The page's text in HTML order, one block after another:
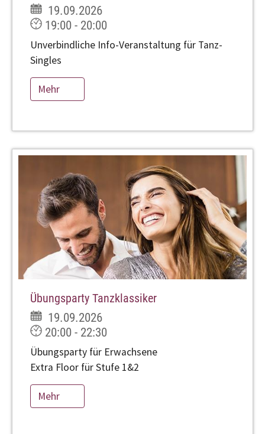
19.09.2026
19:00 - 20:00
Unverbindliche Info-Veranstaltung für Tanz-
Singles
Mehr
Übungsparty Tanzklassiker
19.09.2026
20:00 - 22:30
Übungsparty für Erwachsene
Extra Floor für Stufe 1&2
Mehr